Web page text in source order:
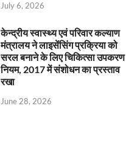
July 6, 2026
केन्‍द्रीय स्वास्थ्य एवं परिवार कल्याण
मंत्रालय ने लाइसेंसिंग प्रक्रिया को
सरल बनाने के लिए चिकित्सा उपकरण
नियम, 2017 में संशोधन का प्रस्ताव
रखा
June 28, 2026